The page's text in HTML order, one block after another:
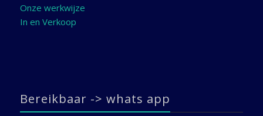
Onze werkwijze
In en Verkoop
Bereikbaar -> whats app